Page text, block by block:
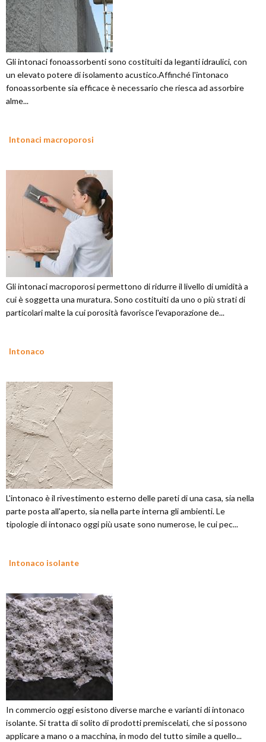
Gli intonaci fonoassorbenti sono costituiti da leganti idraulici, con
un elevato potere di isolamento acustico.Affinché l'intonaco
fonoassorbente sia efficace è necessario che riesca ad assorbire
alme...
Intonaci macroporosi
Gli intonaci macroporosi permettono di ridurre il livello di umidità a
cui è soggetta una muratura. Sono costituiti da uno o più strati di
particolari malte la cui porosità favorisce l'evaporazione de...
Intonaco
L'intonaco è il rivestimento esterno delle pareti di una casa, sia nella
parte posta all'aperto, sia nella parte interna gli ambienti. Le
tipologie di intonaco oggi più usate sono numerose, le cui pec...
Intonaco isolante
In commercio oggi esistono diverse marche e varianti di intonaco
isolante. Si tratta di solito di prodotti premiscelati, che si possono
applicare a mano o a macchina, in modo del tutto simile a quello...